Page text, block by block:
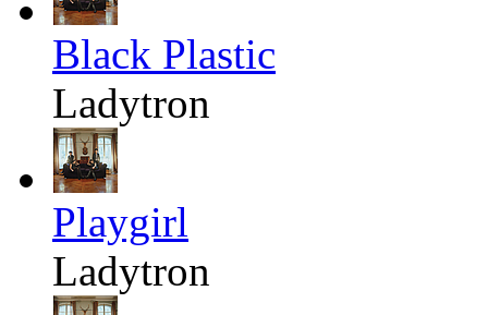
Black Plastic
Ladytron
Playgirl
Ladytron